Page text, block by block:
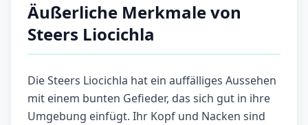
Äußerliche Merkmale von
Steers Liocichla
Die Steers Liocichla hat ein auffälliges Aussehen
mit einem bunten Gefieder, das sich gut in ihre
Umgebung einfügt. Ihr Kopf und Nacken sind